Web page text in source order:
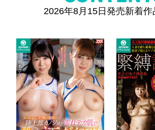
2026年8月15日発売新着作